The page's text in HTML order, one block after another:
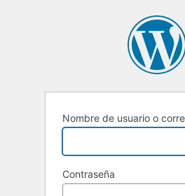
Nombre de usuario o
Contraseña